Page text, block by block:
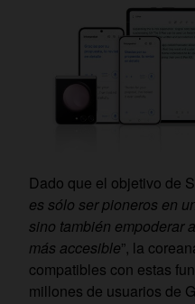
Dado que el objetivo de
es sólo ser pioneros en
sino también empoderar
más accesible”, la
compatibles con estas
millones de usuarios de